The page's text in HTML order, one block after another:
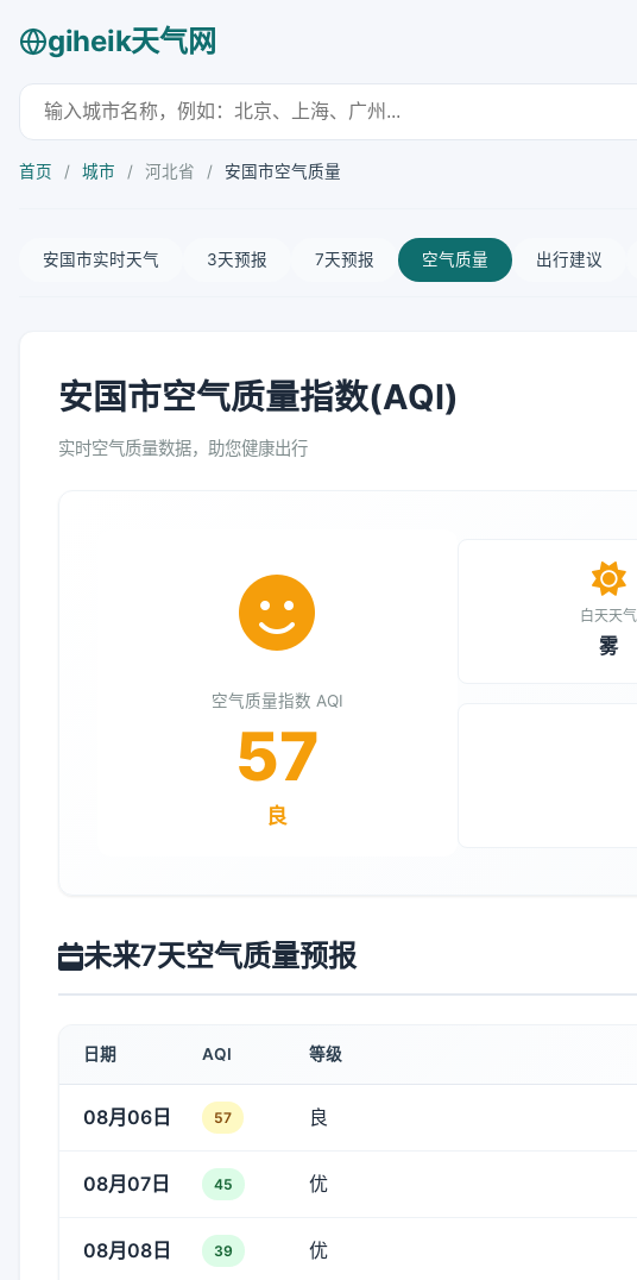
giheik天气网
首页 / 城市 / 河北省 / 安国市空气质量
安国市实时天气 3天预报 7天预报 空气质量 出行建议
安国市空气质量指数(AQI)
实时空气质量数据，助您健康出行
空气质量指数 AQI
57
良
白天天气
雾
未来7天空气质量预报
日期 AQI 等级
08月06日 57 良
08月07日 45 优
08月08日 39 优